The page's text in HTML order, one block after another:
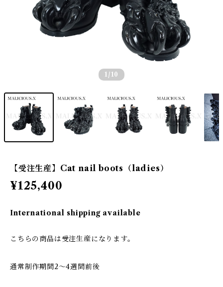
1 /10
【受注生産】Cat nail boots（ladies）
¥125,400
International shipping available
こちらの商品は受注生産になります。
通常制作期間2〜4週間前後